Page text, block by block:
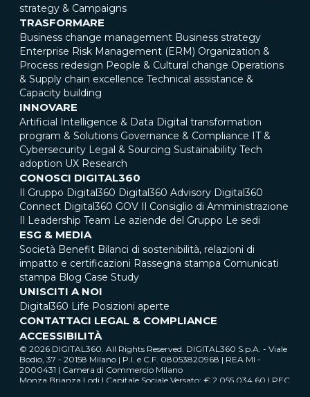
strategy & Campaigns
TRASFORMARE
Business change management Business strategy
Enterprise Risk Management (ERM) Organization &
Process redesign People & Cultural change Operations
& Supply chain excellence Technical assistance &
Capacity building
INNOVARE
Artificial Intelligence & Data Digital transformation
program & Solutions Governance & Compliance IT &
Cybersecurity Legal & Sourcing Sustainability Tech
adoption UX Research
CONOSCI DIGITAL360
Il Gruppo Digital360 Digital360 Advisory Digital360
Connect Digital360 GOV Il Consiglio di Amministrazione
Il Leadership Team Le aziende del Gruppo Le sedi
ESG & MEDIA
Società Benefit Bilanci di sostenibilità, relazioni di
impatto e certificazioni Rassegna stampa Comunicati
stampa Blog Case Study
UNISCITI A NOI
Digital360 Life Posizioni aperte
CONTATTACI LEGAL & COMPLIANCE
ACCESSIBILITÀ
© 2026 DIGITAL360. All Rights Reserved. DIGITAL360 S.p.A. - Viale
Bodio, 37 - 20158 Milano | P.I. e C.F. 08053820968 | REA MI -
2000431 | Camera di Commercio Milano
Monza Brianza Lodi | Capitale Sociale Versato: € 2.055.034,60 | PEC